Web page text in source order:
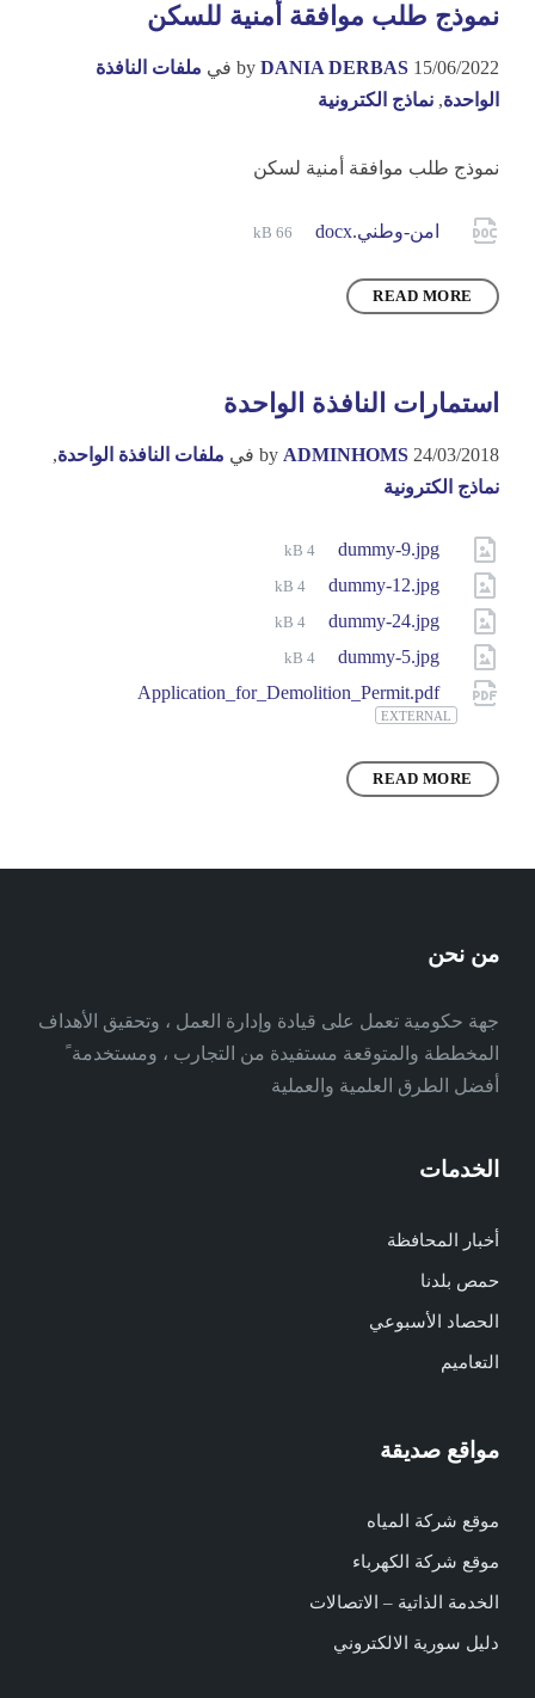
نموذج طلب موافقة أمنية للسكن
15/06/2022
by DANIA DERBAS في ملفات النافذة
الواحدة, نماذج الكترونية
نموذج طلب موافقة أمنية لسكن
Attachments
امن-وطني.docx
File
66 kB
READ MORE
استمارات النافذة الواحدة
24/03/2018
by ADMINHOMS في ملفات النافذة الواحدة,
نماذج الكترونية
Attachments
dummy-9.jpg
File
4 kB
dummy-12.jpg
File
4 kB
dummy-24.jpg
File
4 kB
dummy-5.jpg
File
4 kB
Application_for_Demolition_Permit.pdf
EXTERNAL
READ MORE
من نحن
جهة حكومية تعمل على قيادة وإدارة العمل ، وتحقيق الأهداف
المخططة والمتوقعة مستفيدة من التجارب ، ومستخدمة ً
أفضل الطرق العلمية والعملية
الخدمات
أخبار المحافظة
حمص بلدنا
الحصاد الأسبوعي
التعاميم
مواقع صديقة
موقع شركة المياه
موقع شركة الكهرباء
الخدمة الذاتية – الاتصالات
دليل سورية الالكتروني